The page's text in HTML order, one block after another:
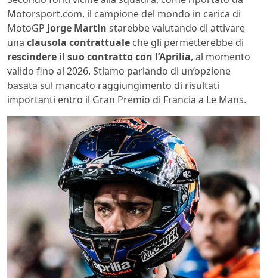
Motorsport.com, il campione del mondo in carica di
MotoGP Jorge Martin starebbe valutando di attivare
una clausola contrattuale che gli permetterebbe di
rescindere il suo contratto con l’Aprilia, al momento
valido fino al 2026. Stiamo parlando di un’opzione
basata sul mancato raggiungimento di risultati
importanti entro il Gran Premio di Francia a Le Mans.